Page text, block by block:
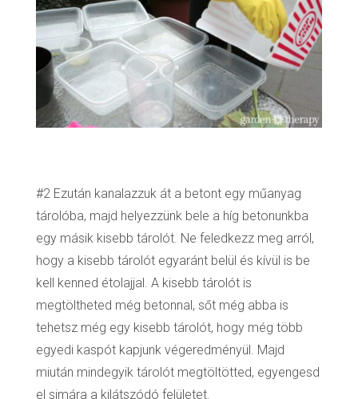
#2 Ezután kanalazzuk át a betont egy műanyag
tárolóba, majd helyezzünk bele a híg betonunkba
egy másik kisebb tárolót. Ne feledkezz meg arról,
hogy a kisebb tárolót egyaránt belül és kívül is be
kell kenned étolajjal. A kisebb tárolót is
megtöltheted még betonnal, sőt még abba is
tehetsz még egy kisebb tárolót, hogy még több
egyedi kaspót kapjunk végeredményül. Majd
miután mindegyik tárolót megtöltötted, egyengesd
el simára a kilátszódó felületet.